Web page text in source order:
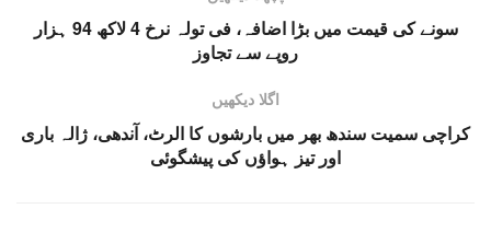
سونے کی قیمت میں بڑا اضافہ، فی تولہ نرخ 4 لاکھ 94 ہزار
روپے سے تجاوز
اگلا دیکھیں
کراچی سمیت سندھ بھر میں بارشوں کا الرٹ، آندھی، ژالہ باری
اور تیز ہواؤں کی پیشگوئی